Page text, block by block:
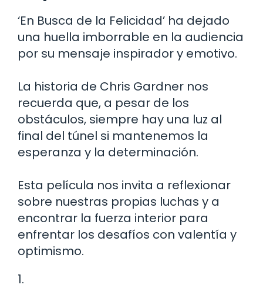
‘En Busca de la Felicidad’ ha dejado
una huella imborrable en la audiencia
por su mensaje inspirador y emotivo.
La historia de Chris Gardner nos
recuerda que, a pesar de los
obstáculos, siempre hay una luz al
final del túnel si mantenemos la
esperanza y la determinación.
Esta película nos invita a reflexionar
sobre nuestras propias luchas y a
encontrar la fuerza interior para
enfrentar los desafíos con valentía y
optimismo.
1.